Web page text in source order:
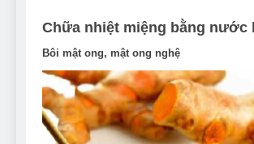
Chữa nhiệt miệng bằng nước
Bôi mật ong, mật ong nghệ